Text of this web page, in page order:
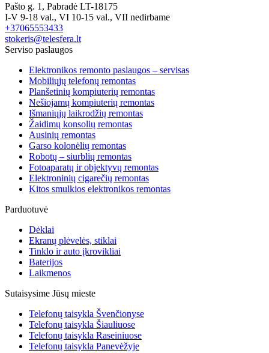
Pašto g. 1, Pabradė LT-18175
I-V 9-18 val., VI 10-15 val., VII nedirbame
+37065553433
stokeris@telesfera.lt
Serviso paslaugos
Elektronikos remonto paslaugos – servisas
Mobiliųjų telefonų remontas
Planšetinių kompiuterių remontas
Nešiojamų kompiuterių remontas
Išmaniųjų laikrodžių remontas
Žaidimų konsolių remontas
Ausinių remontas
Garso kolonėlių remontas
Robotų – siurblių remontas
Fotoaparatų ir objektyvų remontas
Elektroninių cigarečių remontas
Kitos smulkios elektronikos remontas
Parduotuvė
Dėklai
Ekranų plėvelės, stiklai
Tinklo ir auto įkrovikliai
Baterijos
Laikmenos
Sutaisysime Jūsų mieste
Telefonų taisykla Švenčionyse
Telefonų taisykla Šiauliuose
Telefonų taisykla Raseiniuose
Telefonų taisykla Panevėžyje